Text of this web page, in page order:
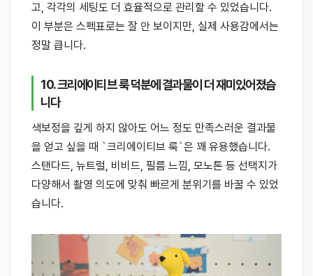
고, 각각의 세팅도 더 효율적으로 관리할 수 있었습니다.
이 부분은 스펙표로는 잘 안 보이지만, 실제 사용감에서는
정말 큽니다.
10. 크리에이티브 룩 덕분에 결과물이 더 재미있어졌습
니다
색보정을 깊게 하지 않아도 어느 정도 만족스러운 결과물
을 얻고 싶을 때 `크리에이티브 룩`은 꽤 유용했습니다.
스탠다드, 뉴트럴, 비비드, 필름 느낌, 모노톤 등 선택지가
다양해서 촬영 의도에 맞춰 빠르게 분위기를 바꿀 수 있었
습니다.